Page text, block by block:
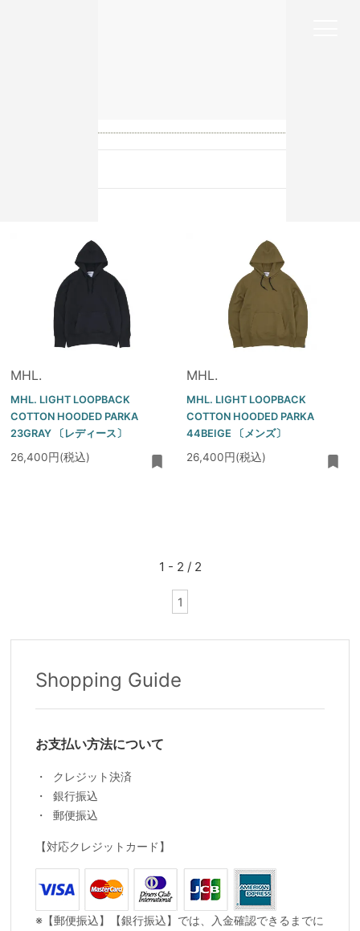
MHL.
MHL. LIGHT LOOPBACK
COTTON HOODED PARKA
23GRAY 〔レディース〕
26,400円(税込)
MHL.
MHL. LIGHT LOOPBACK
COTTON HOODED PARKA
44BEIGE 〔メンズ〕
26,400円(税込)
1 - 2 / 2
1
Shopping Guide
お支払い方法について
クレジット決済
銀行振込
郵便振込
【対応クレジットカード】
※【郵便振込】【銀行振込】では、入金確認できるまでに